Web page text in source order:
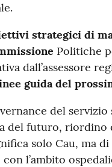
strategici di
Politiche
dall’assessore
guida del
del
del futuro, riordino
solo Cau, ma
l’ambito